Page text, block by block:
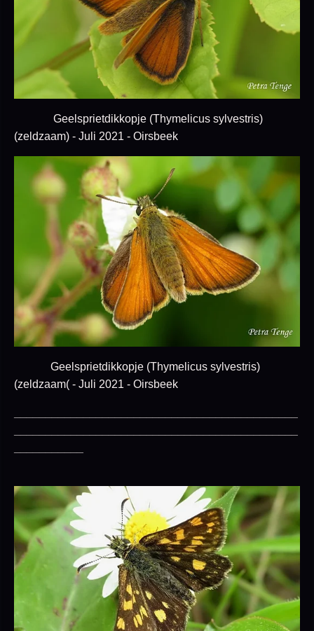
Geelsprietdikkopje (Thymelicus sylvestris)
(zeldzaam) - Juli 2021 - Oirsbeek
Geelsprietdikkopje (Thymelicus sylvestris)
(zeldzaam( - Juli 2021 - Oirsbeek